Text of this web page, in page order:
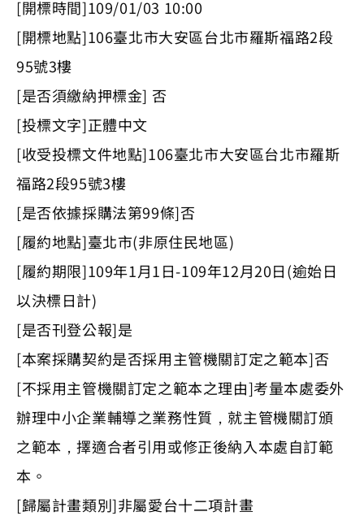
[開標時間]109/01/03 10:00
[開標地點]106臺北市大安區台北市羅斯福路2段
95號3樓
[是否須繳納押標金] 否
[投標文字]正體中文
[收受投標文件地點]106臺北市大安區台北市羅斯
福路2段95號3樓
[是否依據採購法第99條]否
[履約地點]臺北市(非原住民地區)
[履約期限]109年1月1日-109年12月20日(逾始日
以決標日計)
[是否刊登公報]是
[本案採購契約是否採用主管機關訂定之範本]否
[不採用主管機關訂定之範本之理由]考量本處委外
辦理中小企業輔導之業務性質，就主管機關訂頒
之範本，擇適合者引用或修正後納入本處自訂範
本。
[歸屬計畫類別]非屬愛台十二項計畫